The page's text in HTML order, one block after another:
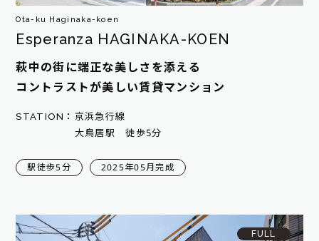
Ota-ku Haginaka-koen
Esperanza HAGINAKA-KOEN
萩中の街に端正な美しさを添える
コントラストが美しい賃貸マンション
STATION： 京浜急行線
大鳥居駅 徒歩5分
駅徒歩5分 2025年05月完成
FULL